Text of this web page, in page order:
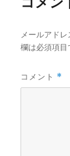
メールアドレ
欄は必須項目
コメント *